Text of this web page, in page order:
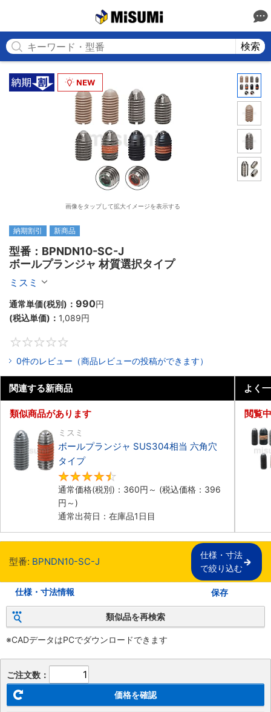
検索
画像をタップして拡大イメージを表示する
納期割引 新商品
型番：BPNDN10-SC-J
ボールプランジャ 材質選択タイプ
ミスミ
通常単価(税別)： 990円
(税込単価)： 1,089円
0件のレビュー（商品レビューの投稿ができます）
関連する新商品
類似商品があります
ミスミ
ボールプランジャ SUS304相当 六角穴
タイプ​
通常価格(税別)： 360円 ～ (税込価格： 396
円 ～)
通常出荷日：在庫品1日目
よく
閲覧
型番: BPNDN10-SC-J
仕様・寸法
で絞り込む
仕様・寸法情報 保存
類似品を再検索
※CADデータはPCでダウンロードできます
ご注文数：
価格を確認